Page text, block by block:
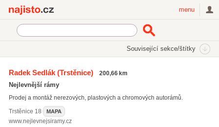
menu
Související sekce/štítky
příslušenství pro auta
autodiagnostika(2331)
Radek Sedlák(Trstěnice) 200,66 km
Nejlevnější rámy
Prodej a montáž nerezových, plastových a chromových autorámů.
Trstěnice 18 MAPA
www.nejlevnejsiramy.cz